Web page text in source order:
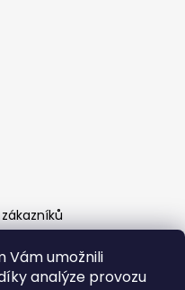
Vám umožnili
analýze provozu